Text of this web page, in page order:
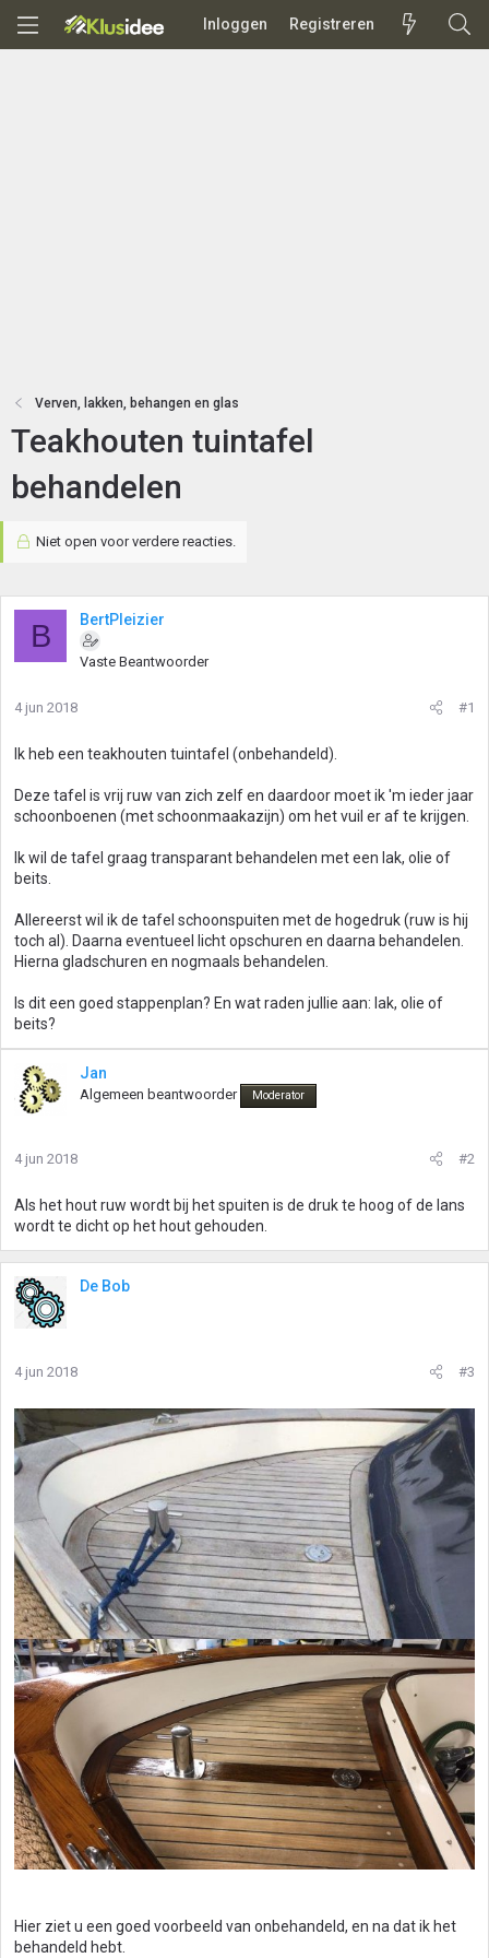
Inloggen Registreren
Verven, lakken, behangen en glas
Teakhouten tuintafel
behandelen
Niet open voor verdere reacties.
B BertPleizier
Vaste Beantwoorder
4 jun 2018 #1
Ik heb een teakhouten tuintafel (onbehandeld).
Deze tafel is vrij ruw van zich zelf en daardoor moet ik 'm ieder jaar
schoonboenen (met schoonmaakazijn) om het vuil er af te krijgen.
Ik wil de tafel graag transparant behandelen met een lak, olie of
beits.
Allereerst wil ik de tafel schoonspuiten met de hogedruk (ruw is hij
toch al). Daarna eventueel licht opschuren en daarna behandelen.
Hierna gladschuren en nogmaals behandelen.
Is dit een goed stappenplan? En wat raden jullie aan: lak, olie of
beits?
Jan
Algemeen beantwoorder Moderator
4 jun 2018 #2
Als het hout ruw wordt bij het spuiten is de druk te hoog of de lans
wordt te dicht op het hout gehouden.
De Bob
4 jun 2018 #3
Hier ziet u een goed voorbeeld van onbehandeld, en na dat ik het
behandeld hebt.